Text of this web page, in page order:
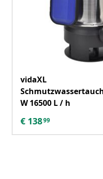
vidaXL
W 16500 L / h
€ 13899